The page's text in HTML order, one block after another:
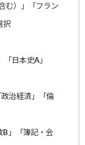
む）」「フラン
択
日本史A」
治経済」「倫
」「簿記・会